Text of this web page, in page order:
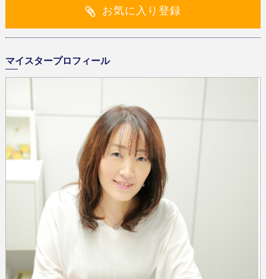
お気に入り登録
マイスタープロフィール